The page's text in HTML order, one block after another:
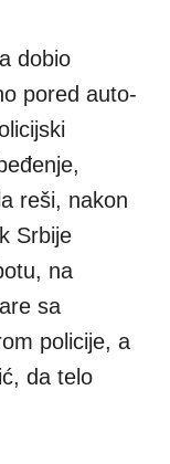
dobio
pored auto-
reši, nakon
Srbije
na
sa
policije, a
da telo